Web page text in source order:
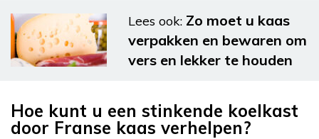
Lees ook: Zo moet u kaas
verpakken en bewaren om
vers en lekker te houden
Hoe kunt u een stinkende koelkast
door Franse kaas verhelpen?